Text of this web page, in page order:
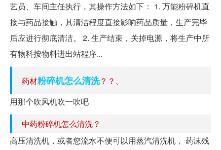
艺员、车间主任执行，其操作方法如下： 1. 万能粉碎机直
接与药品接触，其清洁程度直接影响药品质量，生产完毕
后应进行彻底清洁。 2. 生产结束，关掉电源，将生产中所
有物料按物料进出站程序...
药材粉碎机怎么清洗？？、
用那个吹风机吹一吹吧
中药粉碎机怎么清洗？
高压清洗机，或者您流水不便可以用蒸汽清洗机， 药沫残